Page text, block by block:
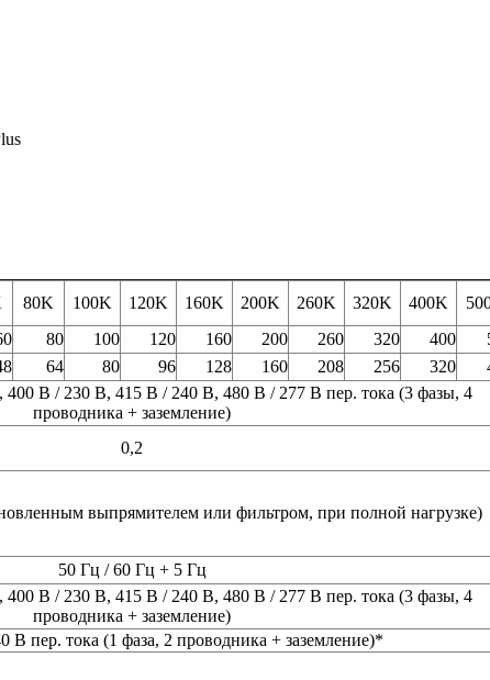
80K 100K 120K 160K 200K 260K 320K 400K
80 100 120 160 200 260 320 400
64 80 96 128 160 208 256 320
В / 230 В, 415 В / 240 В, 480 В / 277 В пер. тока (3 фазы, 4
проводника + заземление)
0,2
выпрямителем или фильтром, при полной нагрузке)
50 Гц / 60 Гц +5 Гц
В / 230 В, 415 В / 240 В, 480 В / 277 В пер. тока (3 фазы, 4
проводника + заземление)
В пер. тока (1 фаза, 2 проводника + заземление)*